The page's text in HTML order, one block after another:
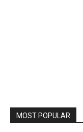
MOST POPULAR